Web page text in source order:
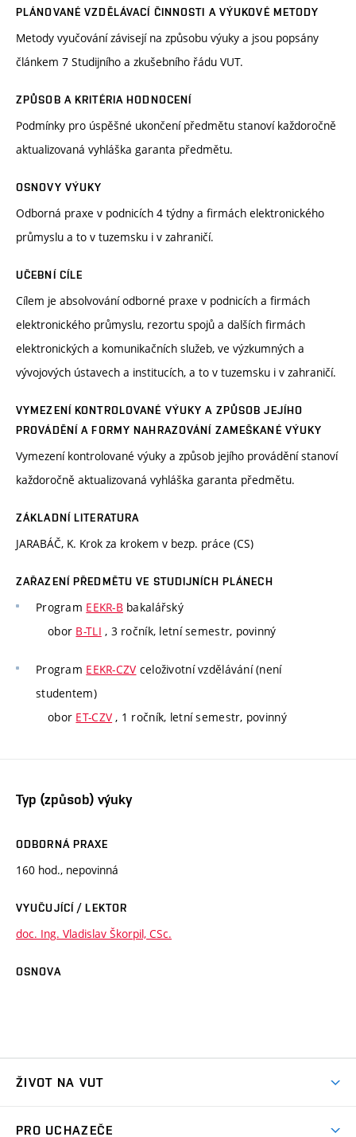
PLÁNOVANÉ VZDĚLÁVACÍ ČINNOSTI A VÝUKOVÉ METODY
Metody vyučování závisejí na způsobu výuky a jsou popsány
článkem 7 Studijního a zkušebního řádu VUT.
ZPŮSOB A KRITÉRIA HODNOCENÍ
Podmínky pro úspěšné ukončení předmětu stanoví každoročně
aktualizovaná vyhláška garanta předmětu.
OSNOVY VÝUKY
Odborná praxe v podnicích 4 týdny a firmách elektronického
průmyslu a to v tuzemsku i v zahraničí.
UČEBNÍ CÍLE
Cílem je absolvování odborné praxe v podnicích a firmách
elektronického průmyslu, rezortu spojů a dalších firmách
elektronických a komunikačních služeb, ve výzkumných a
vývojových ústavech a institucích, a to v tuzemsku i v zahraničí.
VYMEZENÍ KONTROLOVANÉ VÝUKY A ZPŮSOB JEJÍHO
PROVÁDĚNÍ A FORMY NAHRAZOVÁNÍ ZAMEŠKANÉ VÝUKY
Vymezení kontrolované výuky a způsob jejího provádění stanoví
každoročně aktualizovaná vyhláška garanta předmětu.
ZÁKLADNÍ LITERATURA
JARABÁČ, K. Krok za krokem v bezp. práce (CS)
ZAŘAZENÍ PŘEDMĚTU VE STUDIJNÍCH PLÁNECH
Program EEKR-B bakalářský
obor B-TLI , 3 ročník, letní semestr, povinný
Program EEKR-CZV celoživotní vzdělávání (není
studentem)
obor ET-CZV , 1 ročník, letní semestr, povinný
Typ (způsob) výuky
ODBORNÁ PRAXE
160 hod., nepovinná
VYUČUJÍCÍ / LEKTOR
doc. Ing. Vladislav Škorpil, CSc.
OSNOVA
ŽIVOT NA VUT
PRO UCHAZEČE